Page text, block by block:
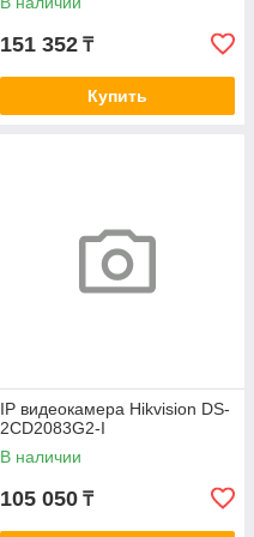
151 352 ₸
Купить
IP видеокамера Hikvision DS-
2CD2083G2-I
В наличии
105 050 ₸